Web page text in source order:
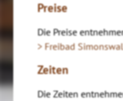
Preise
Die Preise
> Freibad
Zeiten
Die Zeiten